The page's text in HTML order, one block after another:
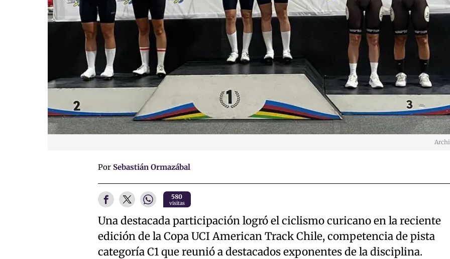
Por Sebastián Ormazábal
580
visitas
Una destacada participación logró el ciclismo curicano en la reciente
edición de la Copa UCI American Track Chile, competencia de pista
categoría C1 que reunió a destacados exponentes de la disciplina.